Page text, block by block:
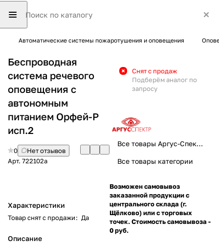
Автоматические системы пожаротушения и оповещения
Беспроводная
система речевого
оповещения с
автономным
питанием Орфей-Р
исп.2
0
Нет отзывов
Арт. 722102а
Характеристики
Товар снят с продажи: Да
Описание
Снят с продаж
Подберём аналог по
запросу
Все товары Аргус-Спектр
Все товары категории
Возможен самовывоз
заказанной продукции с
центрального склада (г.
Щёлково) или с торговых
точек. Стоимость самовывоза -
0 руб.